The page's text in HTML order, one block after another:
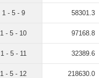
1 - 5 - 9 58301.3
1 - 5 - 10 97168.8
1 - 5 - 11 32389.6
1 - 5 - 12 218630.0